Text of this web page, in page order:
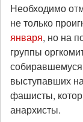
Необходимо
не только
января, но на
группы
собиравшемуся
выступавших
фашисты,
анархисты.